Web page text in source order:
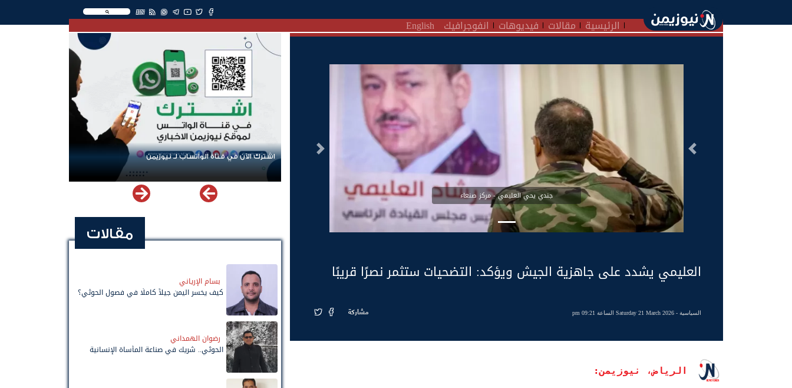
EN
الرئيسية مقالات فيديوهات انفوجرافيك English
جندي يحي العليمي - مركز صنعاء
السابق التالى
العليمي يشدد على جاهزية الجيش ويؤكد: التضحيات ستثمر نصرًا قريبًا
السياسية- Saturday 21 March 2026 الساعة 09:21 pm مشاركة
الرياض، نيوزيمن:
اشترك الآن في قناة الواتساب لـ نيوزيمن
مقالات
بسام الإرياني
كيف يخسر اليمن جيلاً كاملًا في فصول الحوثي؟
رضوان الهمداني
الحوثي.. شريك في صناعة المأساة الإنسانية